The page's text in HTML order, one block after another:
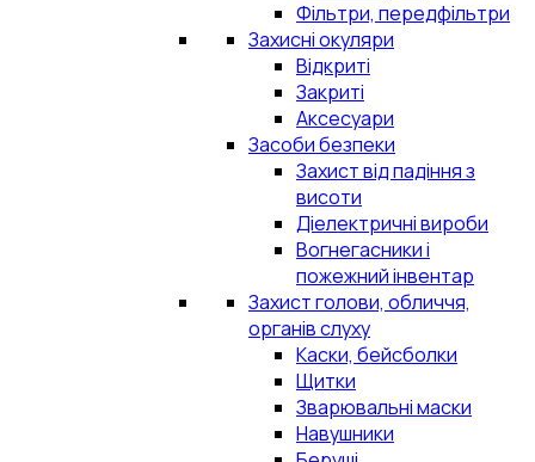
Фільтри, передфільтри
Захисні окуляри
Відкриті
Закриті
Аксесуари
Засоби безпеки
Захист від падіння з
висоти
Діелектричні вироби
Вогнегасники і
пожежний інвентар
Захист голови, обличчя,
органів слуху
Каски, бейсболки
Щитки
Зварювальні маски
Навушники